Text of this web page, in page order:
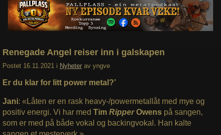
Abonner
Søk
Renegade Angel reiser inn i galskapen
Postet 16.11.2021 i Nyheter av yngve
Er du klar for litt power metal?’
Jani: «Låten er en rask heavy-/powermetallåt med mye og
positiv energi. Vi har med Tim RipperOwenspå sangen,
som er med på både vokal og backingvokal. Han kalte